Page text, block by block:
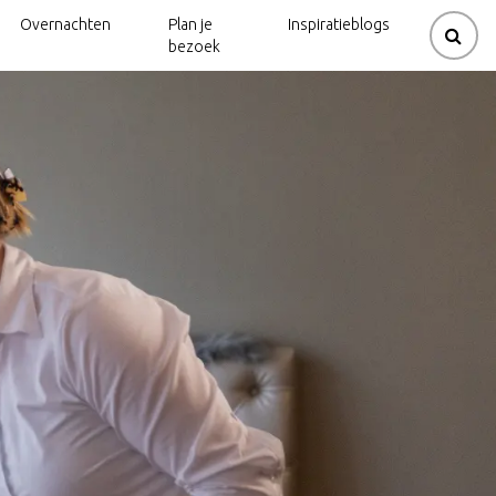
molens
Beltrum
Neede
Spirituele
routes
Overnachten
Plan je
bezoek
Inspiratieblogs